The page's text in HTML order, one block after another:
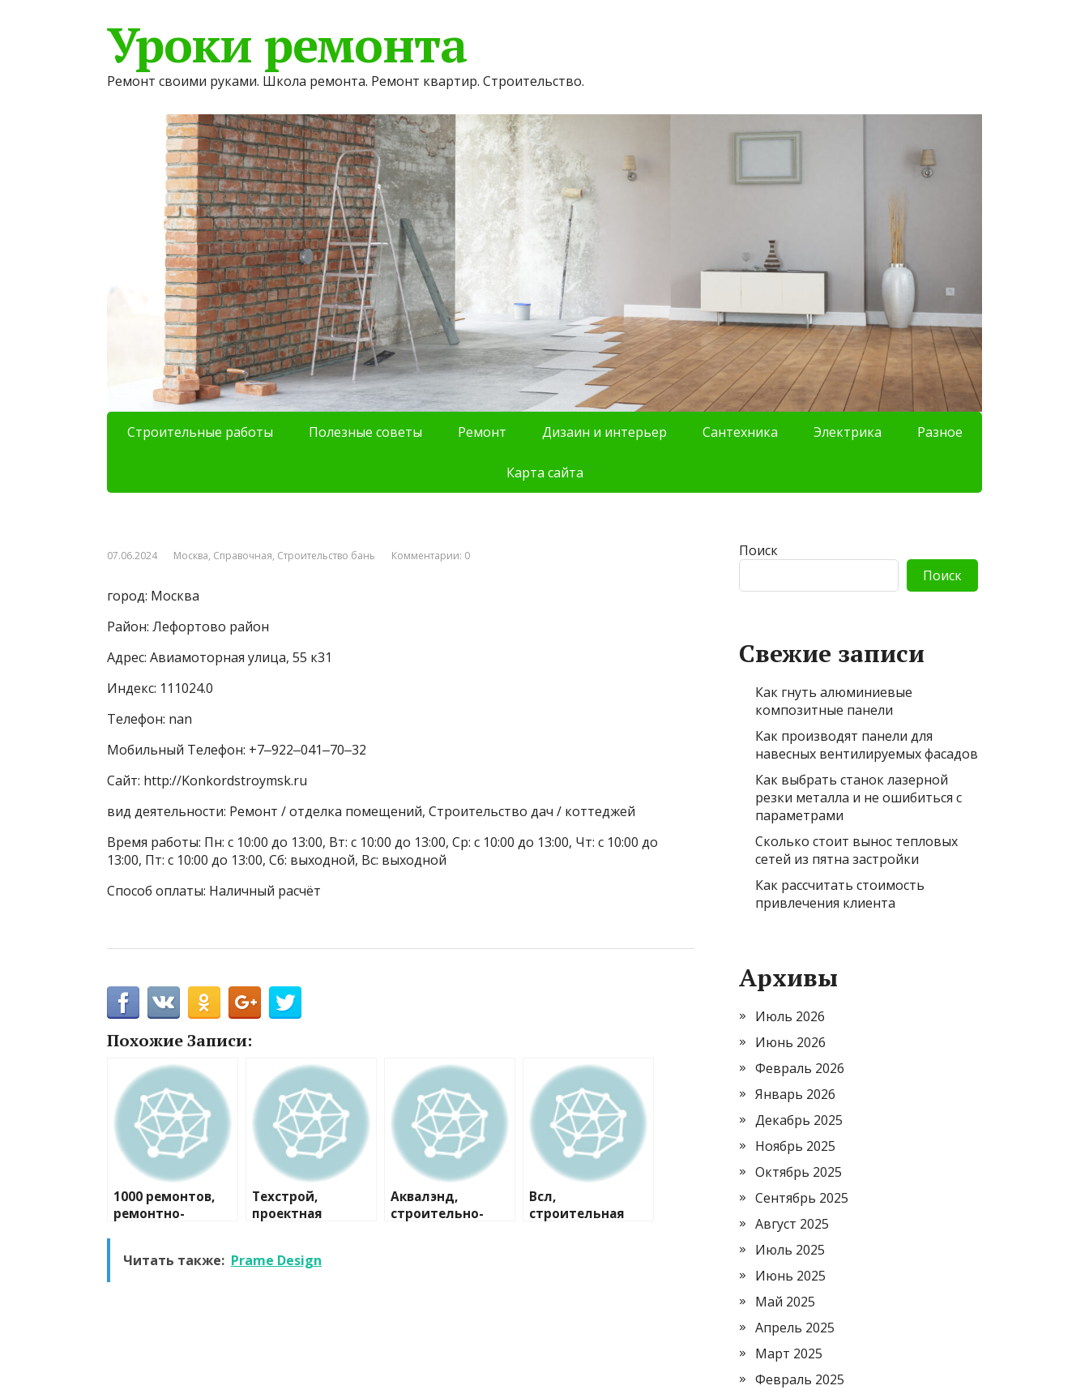
Уроки ремонта
Ремонт своими руками. Школа ремонта. Ремонт квартир. Строительство.
Строительные работы Полезные советы Ремонт Дизаин и интерьер Сантехника Электрика Разное
Карта сайта
07.06.2024 Москва, Справочная, Строительство бань Комментарии: 0
город: Москва
Район: Лефортово район
Адрес: Авиамоторная улица, 55 к31
Индекс: 111024.0
Телефон: nan
Мобильный Телефон: +7‒922‒041‒70‒32
Сайт: http://Konkordstroymsk.ru
вид деятельности: Ремонт / отделка помещений, Строительство дач / коттеджей
Время работы: Пн: с 10:00 до 13:00, Вт: с 10:00 до 13:00, Ср: с 10:00 до 13:00, Чт: с 10:00 до
13:00, Пт: с 10:00 до 13:00, Сб: выходной, Вс: выходной
Способ оплаты: Наличный расчёт
Похожие Записи:
1000 ремонтов,
ремонтно-
Техстрой,
проектная
Аквалэнд,
строительно-
Всл,
строительная
Читать также: Prame Design
Поиск
Поиск
Свежие записи
Как гнуть алюминиевые
композитные панели
Как производят панели для
навесных вентилируемых фасадов
Как выбрать станок лазерной
резки металла и не ошибиться с
параметрами
Сколько стоит вынос тепловых
сетей из пятна застройки
Как рассчитать стоимость
привлечения клиента
Архивы
Июль 2026
Июнь 2026
Февраль 2026
Январь 2026
Декабрь 2025
Ноябрь 2025
Октябрь 2025
Сентябрь 2025
Август 2025
Июль 2025
Июнь 2025
Май 2025
Апрель 2025
Март 2025
Февраль 2025